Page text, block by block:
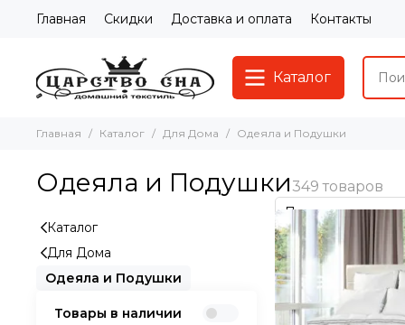
Главная Скидки Доставка и оплата Контакты
Каталог
Главная Каталог Для Дома Одеяла и Подушки
Одеяла и Подушки
Каталог
Для Дома
Одеяла и Подушки
Товары в наличии